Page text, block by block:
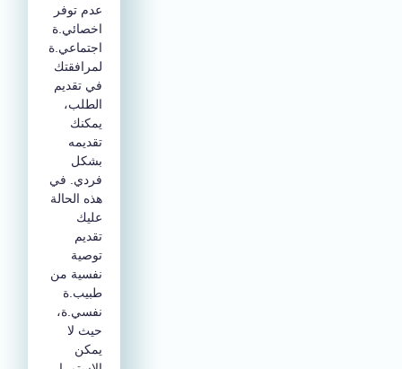
عدم توفر
اخصائي.ة
اجتماعي.ة
لمرافقتك
في تقديم
الطلب،
يمكنك
تقديمه
بشكل
فردي. في
هذه الحالة
عليك
تقديم
توصية
نفسية من
طبيب.ة
نفسي.ة،
حيث لا
يمكن